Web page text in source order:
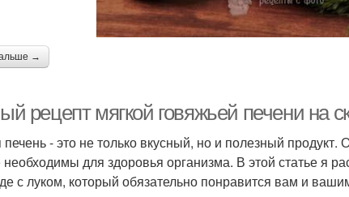
→
рецепт мягкой говяжьей печени на
печень - это не только вкусный, но и полезный
для здоровья организма. В этой статье я
с луком, который обязательно понравится вам и